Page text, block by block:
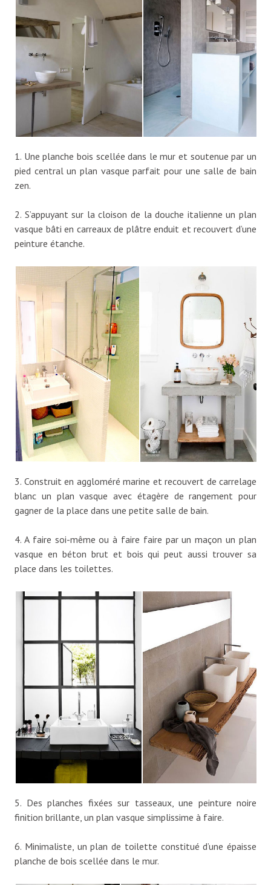
1. Une planche bois scellée dans le mur et soutenue par un
pied central un plan vasque parfait pour une salle de bain
zen.
2. S’appuyant sur la cloison de la douche italienne un plan
vasque bâti en carreaux de plâtre enduit et recouvert d’une
peinture étanche.
3. Construit en aggloméré marine et recouvert de carrelage
blanc un plan vasque avec étagère de rangement pour
gagner de la place dans une petite salle de bain.
4. A faire soi-même ou à faire faire par un maçon un plan
vasque en béton brut et bois qui peut aussi trouver sa
place dans les toilettes.
5. Des planches fixées sur tasseaux, une peinture noire
finition brillante, un plan vasque simplissime à faire.
6. Minimaliste, un plan de toilette constitué d’une épaisse
planche de bois scellée dans le mur.